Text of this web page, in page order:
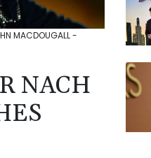
MACDOUGALL -
NACH